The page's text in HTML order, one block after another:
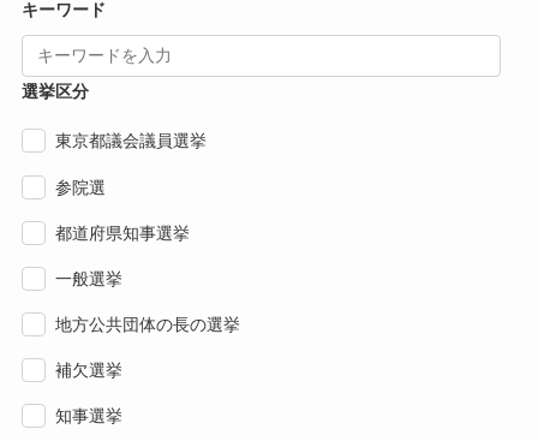
キーワード
選挙区分
東京都議会議員選挙
参院選
都道府県知事選挙
一般選挙
地方公共団体の長の選挙
補欠選挙
知事選挙